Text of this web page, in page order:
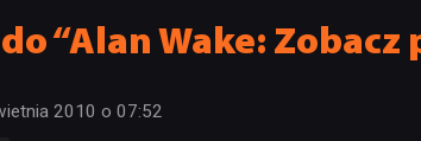
“Alan Wake:
2010 o 07:52